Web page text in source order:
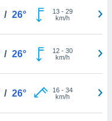
/ 26° 13- 29
km/h
/ 26° 12- 30
km/h
/ 26° 16- 34
km/h